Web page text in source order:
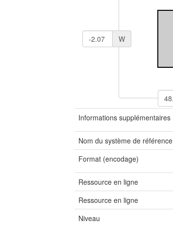
W
Informations supplémentaires
Nom du système de référence
Format (encodage)
Ressource en ligne
Ressource en ligne
Niveau